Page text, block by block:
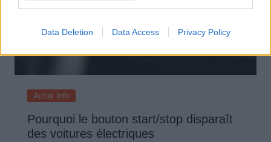
Data Deletion Data Access Privacy Policy
Actus Info
Pourquoi le bouton start/stop disparaît
des voitures électriques